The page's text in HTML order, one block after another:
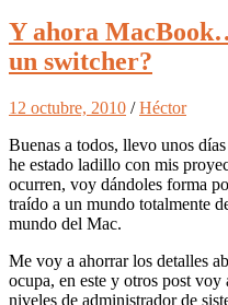
Y ahora
un switcher?
12 octubre, 2010 /Héctor
Buenas a todos, llevo unos
he estado ladillo con mis
ocurren, voy dándoles forma
traído a un mundo totalmente
mundo del Mac.
Me voy a ahorrar los detalles
ocupa, en este y otros post
niveles de administrador de